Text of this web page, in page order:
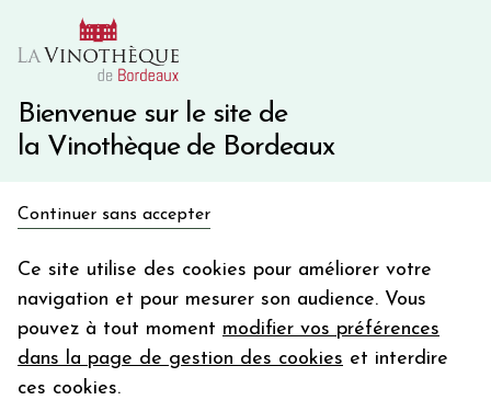
Bienvenue sur le site de
la Vinothèque de Bordeaux
Continuer sans accepter
Ce site utilise des cookies pour améliorer votre
navigation et pour mesurer son audience. Vous
pouvez à tout moment modifier vos préférences
dans la page de gestion des cookies et interdire
ces cookies.
10€ de remise immédiate sur votre première commande
Une question ?
en bon d'achat
Votre
email
En m’abonnant, j’accepte de recevoir la newsletter de la